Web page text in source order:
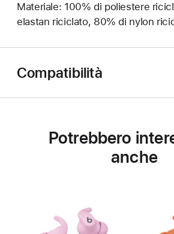
Materiale: 100% di poliestere
elastan riciclato, 80% di nylon
Compatibilità
Potrebbero
anche